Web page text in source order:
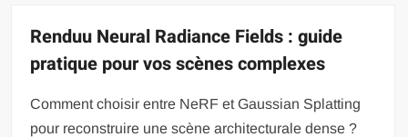
Renduu Neural Radiance Fields : guide
pratique pour vos scènes complexes
Comment choisir entre NeRF et Gaussian Splatting
pour reconstruire une scène architecturale dense ?